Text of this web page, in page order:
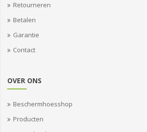
Retourneren
Betalen
Garantie
Contact
OVER ONS
Beschermhoesshop
Producten